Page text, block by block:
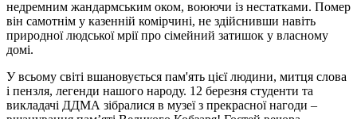
недремним жандармським оком, воюючи із нестатками. Помер
він самотнім у казенній комірчині, не здійснивши навіть
природної людської мрії про сімейний затишок у власному
домі.
У всьому світі вшановується пам'ять цієї людини, митця слова
і пензля, легенди нашого народу. 12 березня студенти та
викладачі ДДМА зібралися в музеї з прекрасної нагоди –